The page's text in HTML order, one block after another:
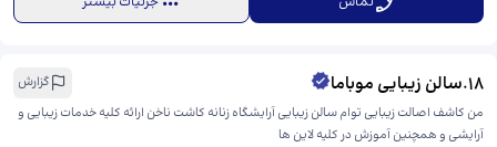
18
.سالن زیبایی موباما
گزارش
من کاشف اصالت زیبایی توام سالن زیبایی آرایشگاه زنانه کاشت ناخن ارائه کلیه خدمات زیبایی و
آرایشی و همچنین آموزش در کلیه لاین ها